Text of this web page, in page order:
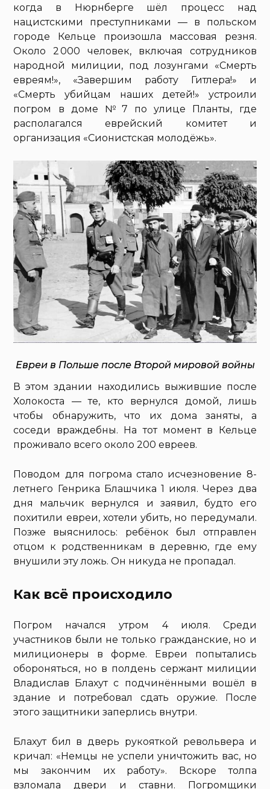
когда в Нюрнберге шёл процесс над
нацистскими преступниками — в польском
городе Кельце произошла массовая резня.
Около 2 000 человек, включая сотрудников
народной милиции, под лозунгами «Смерть
евреям!», «Завершим работу Гитлера!» и
«Смерть убийцам наших детей!» устроили
погром в доме № 7 по улице Планты, где
располагался еврейский комитет и
организация «Сионистская молодёжь».
Евреи в Польше после Второй мировой войны
В этом здании находились выжившие после
Холокоста — те, кто вернулся домой, лишь
чтобы обнаружить, что их дома заняты, а
соседи враждебны. На тот момент в Кельце
проживало всего около 200 евреев.
Поводом для погрома стало исчезновение 8-
летнего Генрика Блашчика 1 июля. Через два
дня мальчик вернулся и заявил, будто его
похитили евреи, хотели убить, но передумали.
Позже выяснилось: ребёнок был отправлен
отцом к родственникам в деревню, где ему
внушили эту ложь. Он никуда не пропадал.
Как всё происходило
Погром начался утром 4 июля. Среди
участников были не только гражданские, но и
милиционеры в форме. Евреи попытались
обороняться, но в полдень сержант милиции
Владислав Блахут с подчинёнными вошёл в
здание и потребовал сдать оружие. После
этого защитники заперлись внутри.
Блахут бил в дверь рукояткой револьвера и
кричал: «Немцы не успели уничтожить вас, но
мы закончим их работу». Вскоре толпа
взломала двери и ставни. Погромщики